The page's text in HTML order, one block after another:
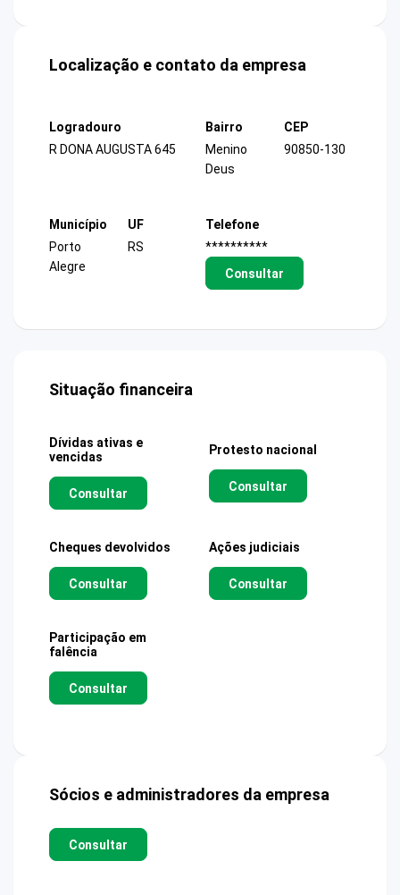
Localização e contato da empresa
Logradouro
R DONA AUGUSTA 645
Bairro
Menino
Deus
CEP
90850-130
Município
Porto
Alegre
UF
RS
Telefone
**********
Consultar
Situação financeira
Dívidas ativas e
vencidas
Consultar
Protesto nacional
Consultar
Cheques devolvidos
Consultar
Ações judiciais
Consultar
Participação em
falência
Consultar
Sócios e administradores da empresa
Consultar